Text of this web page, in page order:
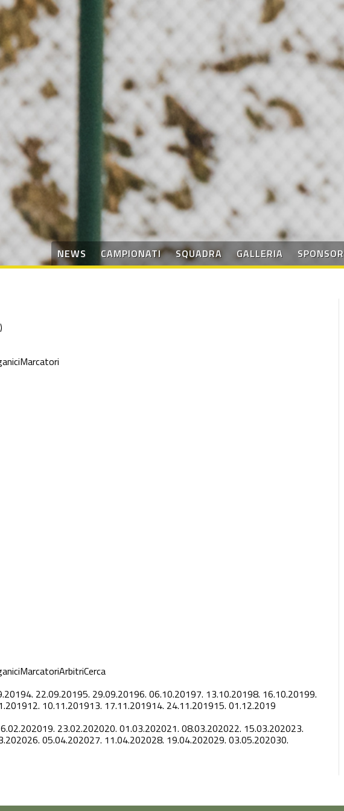
NEWS CAMPIONATI SQUADRA GALLERIA SPONSOR
Marcatori
MarcatoriArbitriCerca
4. 22.09.20195. 29.09.20196. 06.10.20197. 13.10.20198. 16.10.20199.
12. 10.11.201913. 17.11.201914. 24.11.201915. 01.12.2019
19. 23.02.202020. 01.03.202021. 08.03.202022. 15.03.202023.
26. 05.04.202027. 11.04.202028. 19.04.202029. 03.05.202030.